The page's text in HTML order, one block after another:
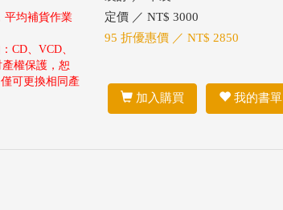
平均補貨作業
CD、VCD、
權保護，恕
可更換相同產
定價 ／ NT$ 3000
95 折優惠價 ／ NT$ 2850
加入購買 我的書單